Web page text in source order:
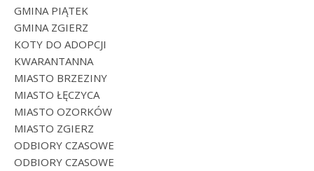
GMINA PIĄTEK
GMINA ZGIERZ
KOTY DO ADOPCJI
KWARANTANNA
MIASTO BRZEZINY
MIASTO ŁĘCZYCA
MIASTO OZORKÓW
MIASTO ZGIERZ
ODBIORY CZASOWE
ODBIORY CZASOWE